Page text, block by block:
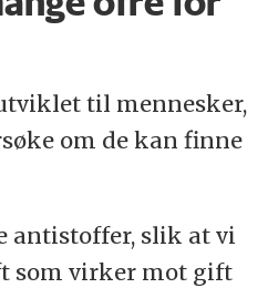
til mennesker,
om de kan finne
antistoffer, slik at vi
som virker mot gift